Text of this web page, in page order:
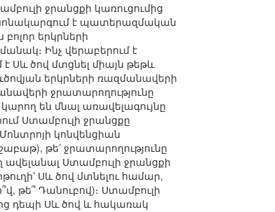
ջրանցքի կառուցումից
է պատերազմական
երկրների
Ինչ վերաբերում է
Սև ծով մտցնել միայն թեթև
երկրների ռազմանավերի
ջրատարողությունը
են մնալ առավելագույնը
Ստամբուլի ջրանցքը
կոնվենցիան
թե՛ ջրատարողությունը
ավելանալ Ստամբուլի ջրանցքի
Սև ծով մտնելու համար,
թե՞ Դանուբով)։ Ստամբուլի
դեպի Սև ծով և հակառակ